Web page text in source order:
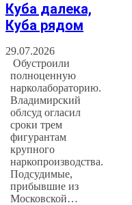
Куба далека,
Куба рядом
29.07.2026
Обустроили
полноценную
нарколабораторию.
Владимирский
облсуд огласил
сроки трем
фигурантам
крупного
наркопроизводства.
Подсудимые,
прибывшие из
Московской…